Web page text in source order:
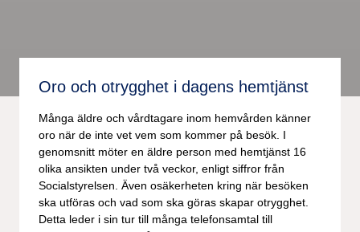
Oro och otrygghet i dagens hemtjänst
Många äldre och vårdtagare inom hemvården känner
oro när de inte vet vem som kommer på besök. I
genomsnitt möter en äldre person med hemtjänst 16
olika ansikten under två veckor, enligt siffror från
Socialstyrelsen. Även osäkerheten kring när besöken
ska utföras och vad som ska göras skapar otrygghet.
Detta leder i sin tur till många telefonsamtal till